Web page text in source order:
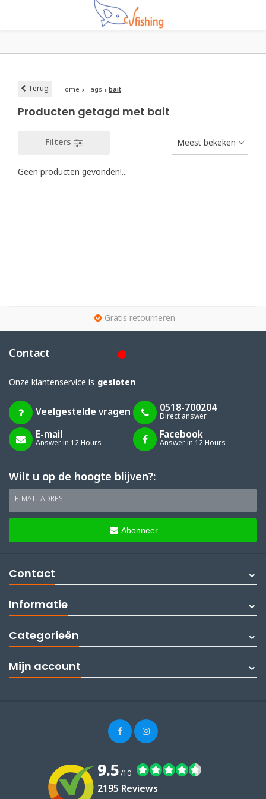
Terug Home Tags bait
Producten getagd met bait
Filters Meest bekeken
Geen producten gevonden!...
Gratis retourneren
Contact
Onze klantenservice is gesloten
Veelgestelde vragen 0518-700204
Direct answer
E-mail
Answer in 12 Hours
Facebook
Answer in 12 Hours
Wilt u op de hoogte blijven?:
E-MAIL ADRES
Abonneer
Contact
Informatie
Categorieën
Mijn account
9.5/10
2195 Reviews